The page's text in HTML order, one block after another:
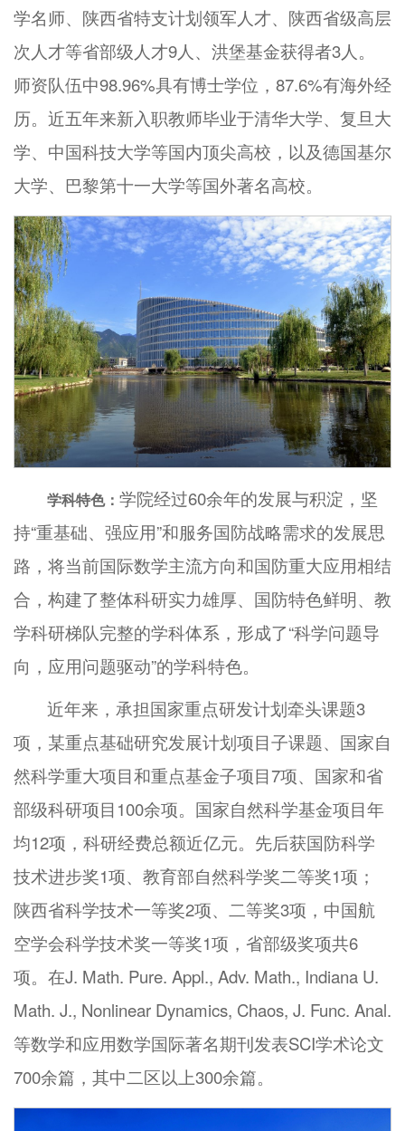
学名师、陕西省特支计划领军人才、陕西省级高层
次人才等省部级人才9人、洪堡基金获得者3人。
师资队伍中98.96%具有博士学位，87.6%有海外经
历。近五年来新入职教师毕业于清华大学、复旦大
学、中国科技大学等国内顶尖高校，以及德国基尔
大学、巴黎第十一大学等国外著名高校。
学科特色：学院经过60余年的发展与积淀，坚
持“重基础、强应用”和服务国防战略需求的发展思
路，将当前国际数学主流方向和国防重大应用相结
合，构建了整体科研实力雄厚、国防特色鲜明、教
学科研梯队完整的学科体系，形成了“科学问题导
向，应用问题驱动”的学科特色。
近年来，承担国家重点研发计划牵头课题3
项，某重点基础研究发展计划项目子课题、国家自
然科学重大项目和重点基金子项目7项、国家和省
部级科研项目100余项。国家自然科学基金项目年
均12项，科研经费总额近亿元。先后获国防科学
技术进步奖1项、教育部自然科学奖二等奖1项；
陕西省科学技术一等奖2项、二等奖3项，中国航
空学会科学技术奖一等奖1项，省部级奖项共6
项。在J. Math. Pure. Appl., Adv. Math., Indiana U.
Math. J., Nonlinear Dynamics, Chaos, J. Func. Anal.
等数学和应用数学国际著名期刊发表SCI学术论文
700余篇，其中二区以上300余篇。